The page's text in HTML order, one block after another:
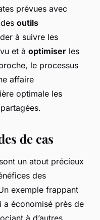
prévues avec
outils
à suivre les
et à optimiser les
le processus
affaire
optimale les
de cas
un atout précieux
des
exemple frappant
a économisé près de
à d’autres